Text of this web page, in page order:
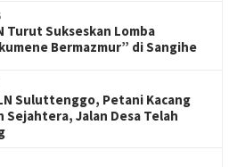
Turut Sukseskan Lomba
Bermazmur” di Sangihe
Suluttenggo, Petani Kacang
Sejahtera, Jalan Desa Telah